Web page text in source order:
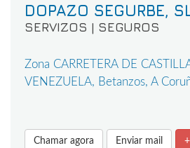
DOPAZO SEGURBE,
SERVIZOS | SEGUROS
Zona CARRETERA DE
VENEZUELA, Betanzos, A
Chamar agora Enviar mail